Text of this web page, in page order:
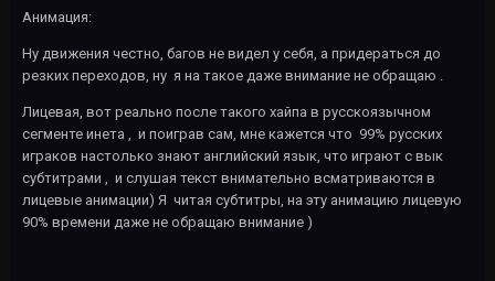
Анимация:
Ну движения честно, багов не видел у себя, а придераться до
резких переходов, ну я на такое даже внимание не обращаю .
Лицевая, вот реально после такого хайпа в русскоязычном
сегменте инета , и поиграв сам, мне кажется что 99% русских
играков настолько знают английский язык, что играют с вык
субтитрами , и слушая текст внимательно всматриваются в
лицевые анимации) Я читая субтитры, на эту анимацию лицевую
90% времени даже не обращаю внимание )